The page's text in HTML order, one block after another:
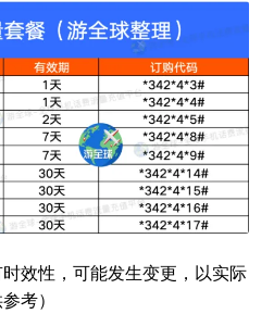
时效性，可能发生变更，以实际
考）